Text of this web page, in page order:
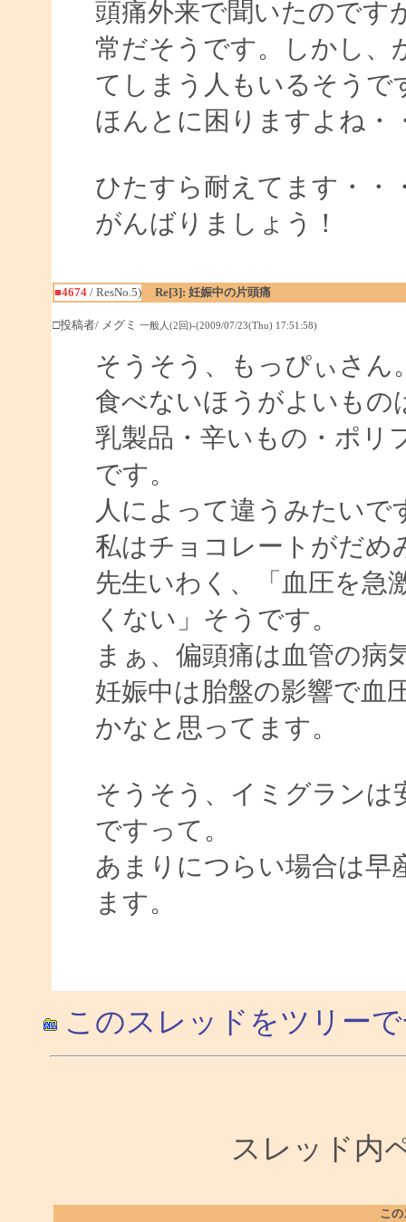
頭痛外来で聞いたのです
常だそうです。しかし、
てしまう人もいるそうで
ほんとに困りますよね・
ひたすら耐えてます・・
がんばりましょう！
■4674/ ResNo.5) Re[3]: 妊娠中の片頭痛
□投稿者/ メグミ 一般人(2回)-(2009/07/23(Thu) 17:51:58)
そうそう、もっぴぃさん
食べないほうがよいもの
乳製品・辛いもの・ポリ
です。
人によって違うみたいで
私はチョコレートがだめ
先生いわく、「血圧を急
くない」そうです。
まぁ、偏頭痛は血管の病
妊娠中は胎盤の影響で血
かなと思ってます。
そうそう、イミグランは
ですって。
あまりにつらい場合は早
ます。
このスレッドをツリー
スレッド内
こ